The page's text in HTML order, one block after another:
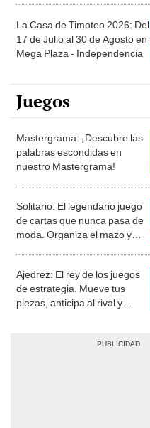
La Casa de Timoteo 2026: Del
17 de Julio al 30 de Agosto en
Mega Plaza - Independencia
Juegos
Mastergrama: ¡Descubre las
palabras escondidas en
nuestro Mastergrama!
Solitario: El legendario juego
de cartas que nunca pasa de
moda. Organiza el mazo y
Ajedrez: El rey de los juegos
de estrategia. Mueve tus
piezas, anticipa al rival y